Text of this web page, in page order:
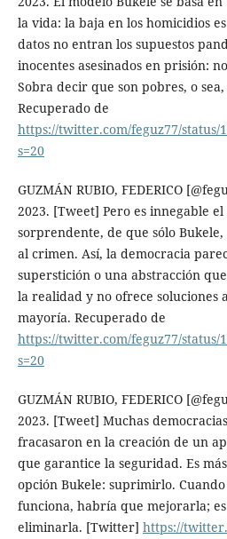
la vida: la baja en los homicidios
datos no entran los supuestos
inocentes asesinados en prisión:
Sobra decir que son pobres, o
Recuperado de
https://twitter.com/feguz77/status/
s=20
GUZMÁN RUBIO, FEDERICO
2023. [Tweet] Pero es innegable
sorprendente, de que sólo
al crimen. Así, la democracia
superstición o una abstracción
la realidad y no ofrece soluciones
mayoría. Recuperado de
https://twitter.com/feguz77/status/
s=20
GUZMÁN RUBIO, FEDERICO
2023. [Tweet] Muchas
fracasaron en la creación de un
que garantice la seguridad. Es
opción Bukele: suprimirlo.
funciona, habría que mejorarla;
eliminarla. [Twitter] https://